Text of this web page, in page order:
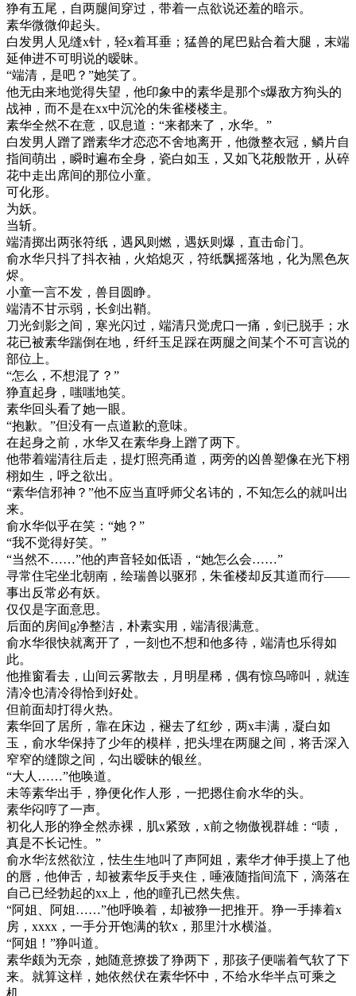
狰有五尾，自两腿间穿过，带着一点欲说还羞的暗示。
素华微微仰起头。
白发男人见缝x针，轻x着耳垂；猛兽的尾巴贴合着大腿，末端
延伸进不可明说的暧昧。
“端清，是吧？”她笑了。
他无由来地觉得失望，他印象中的素华是那个s爆敌方狗头的
战神，而不是在xx中沉沦的朱雀楼楼主。
素华全然不在意，叹息道：“来都来了，水华。”
白发男人蹭了蹭素华才恋恋不舍地离开，他微整衣冠，鳞片自
指间萌出，瞬时遍布全身，瓷白如玉，又如飞花般散开，从碎
花中走出席间的那位小童。
可化形。
为妖。
当斩。
端清掷出两张符纸，遇风则燃，遇妖则爆，直击命门。
俞水华只抖了抖衣袖，火焰熄灭，符纸飘摇落地，化为黑色灰
烬。
小童一言不发，兽目圆睁。
端清不甘示弱，长剑出鞘。
刀光剑影之间，寒光闪过，端清只觉虎口一痛，剑已脱手；水
花已被素华踹倒在地，纤纤玉足踩在两腿之间某个不可言说的
部位上。
“怎么，不想混了？”
狰直起身，嗤嗤地笑。
素华回头看了她一眼。
“抱歉。”但没有一点道歉的意味。
在起身之前，水华又在素华身上蹭了两下。
他带着端清往后走，提灯照亮甬道，两旁的凶兽塑像在光下栩
栩如生，呼之欲出。
“素华信邪神？”他不应当直呼师父名讳的，不知怎么的就叫出
来。
俞水华似乎在笑：“她？”
“我不觉得好笑。”
“当然不……”他的声音轻如低语，“她怎么会……”
寻常住宅坐北朝南，绘瑞兽以驱邪，朱雀楼却反其道而行——
事出反常必有妖。
仅仅是字面意思。
后面的房间g净整洁，朴素实用，端清很满意。
俞水华很快就离开了，一刻也不想和他多待，端清也乐得如
此。
他推窗看去，山间云雾散去，月明星稀，偶有惊鸟啼叫，就连
清冷也清冷得恰到好处。
但前面却打得火热。
素华回了居所，靠在床边，褪去了红纱，两x丰满，凝白如
玉，俞水华保持了少年的模样，把头埋在两腿之间，将舌深入
窄窄的缝隙之间，勾出暧昧的银丝。
“大人……”他唤道。
未等素华出手，狰便化作人形，一把摁住俞水华的头。
素华闷哼了一声。
初化人形的狰全然赤裸，肌x紧致，x前之物傲视群雄：“啧，
真是不长记性。”
俞水华泫然欲泣，怯生生地叫了声阿姐，素华才伸手摸上了他
的唇，他伸舌，却被素华反手夹住，唾液随指间流下，滴落在
自己已经勃起的xx上，他的瞳孔已然失焦。
“阿姐、阿姐……”他呼唤着，却被狰一把推开。狰一手捧着x
房，xxxx，一手分开饱满的软x，那里汁水横溢。
“阿姐！”狰叫道。
素华颇为无奈，她随意撩拨了狰两下，那孩子便喘着气软了下
来。就算这样，她依然伏在素华怀中，不给水华半点可乘之
机。